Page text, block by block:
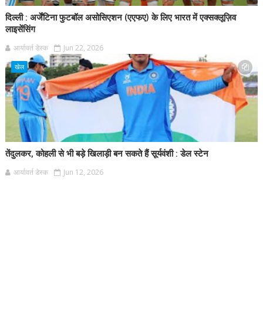
दिल्ली : अर्जेंटिना फुटबॉल असोसिएशन (एएफए) के लिए भारत में एक्सक्लूज़िव
लाइसेंसिंग
आर्यावर्त डेस्क Jun 22, 2026
खेल
तेंदुलकर, कोहली से भी बड़े खिलाड़ी बन सकते हैं सूर्यवंशी : डेल स्टेन
आर्यावर्त डेस्क Jun 12, 2026